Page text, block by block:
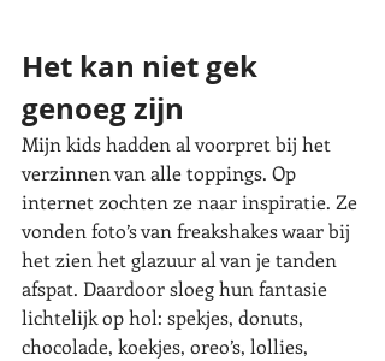
Het kan niet gek
genoeg zijn
Mijn kids hadden al voorpret bij het
verzinnen van alle toppings. Op
internet zochten ze naar inspiratie. Ze
vonden foto’s van freakshakes waar bij
het zien het glazuur al van je tanden
afspat. Daardoor sloeg hun fantasie
lichtelijk op hol: spekjes, donuts,
chocolade, koekjes, oreo’s, lollies,